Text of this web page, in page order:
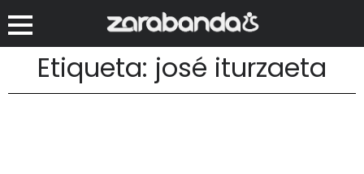
Etiqueta: josé iturzaeta